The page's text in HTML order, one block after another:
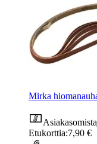
Mirka
Etukorttia:7,90 €